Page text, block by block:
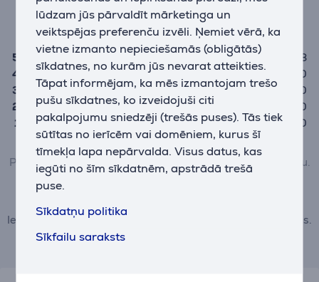
lūdzam jūs pārvaldīt mārketinga un
veiktspējas preferenču izvēli. Ņemiet vērā, ka
vietne izmanto nepieciešamās (obligātās)
sīkdatnes, no kurām jūs nevarat atteikties.
Tāpat informējam, ka mēs izmantojam trešo
pušu sīkdatnes, ko izveidojuši citi
pakalpojumu sniedzēji (trešās puses). Tās tiek
sūtītas no ierīcēm vai domēniem, kurus šī
tīmekļa lapa nepārvalda. Visus datus, kas
iegūti no šīm sīkdatnēm, apstrādā trešā
puse.
Sīkdatņu politika
Sīkfailu saraksts
(8)
5,0
5
8
4
0
3
0
2
0
1
0
Preci var novērtēt tikai tie lietotāji, kuri ir veikuši pirkumu.
Iesniedzot atsauksmi, ievērojiet labās prakses noteikumus.
Vairāk par atsauksmēm lasiet šeit.